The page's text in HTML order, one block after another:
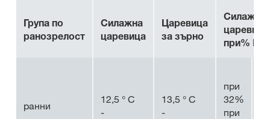
Група по
ранозрелост
Силажна
царевица
Царевица
за зърно
Силажна
царевица
при% DM
ранни
12,5 ° С
-
13,5 ° С
-
при
32%
при